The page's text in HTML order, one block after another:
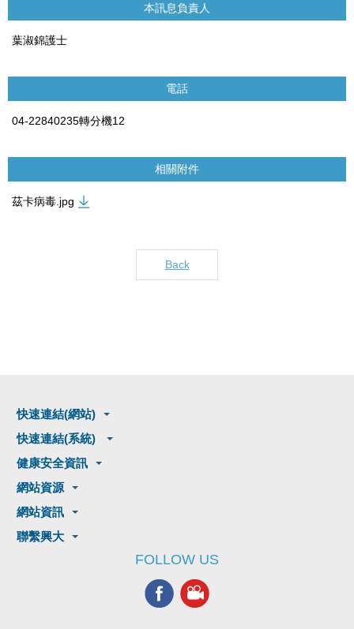
本訊息負責人
葉淑錦護士
電話
04-22840235轉分機12
相關附件
茲卡病毒.jpg
Back
快速連結(網站)
快速連結(系統)
健康安全資訊
網站資源
網站資訊
聯繫興大
FOLLOW US